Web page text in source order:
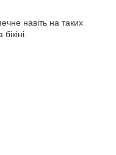
навіть на таких